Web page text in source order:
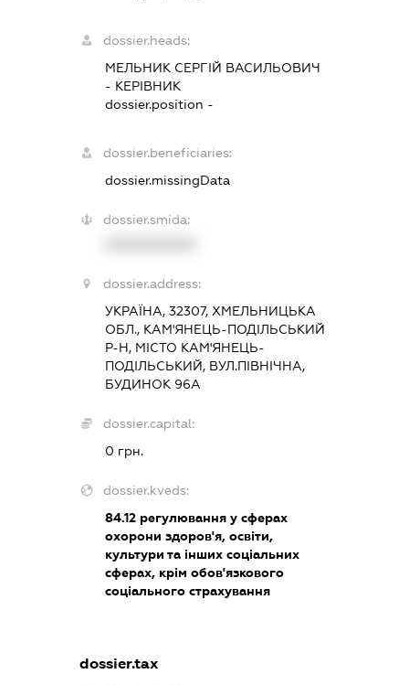
dossier.heads:
МЕЛЬНИК СЕРГІЙ ВАСИЛЬОВИЧ
- КЕРІВНИК
dossier.position -
dossier.beneficiaries:
dossier.missingData
dossier.smida:
dossier.address:
УКРАЇНА, 32307, ХМЕЛЬНИЦЬКА
ОБЛ., КАМ'ЯНЕЦЬ-ПОДІЛЬСЬКИЙ
Р-Н, МІСТО КАМ'ЯНЕЦЬ-
ПОДІЛЬСЬКИЙ, ВУЛ.ПІВНІЧНА,
БУДИНОК 96А
dossier.capital:
0 грн.
dossier.kveds:
84.12регулювання у сферах
охорони здоров'я, освіти,
культури та інших соціальних
сферах, крім обов'язкового
соціального страхування
dossier.tax